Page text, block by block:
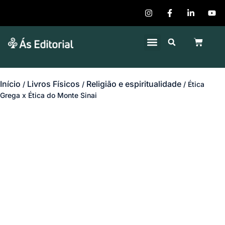
Início / Livros Físicos / Religião e espiritualidade / Ética
Grega x Ética do Monte Sinai